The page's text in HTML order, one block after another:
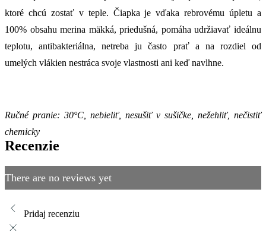
ktoré chcú zostať v teple. Čiapka je vďaka rebrovému úpletu a
100% obsahu merina mäkká, priedušná, pomáha udržiavať ideálnu
teplotu, antibakteriálna, netreba ju často prať a na rozdiel od
umelých vlákien nestráca svoje vlastnosti ani keď navlhne.
Ručné pranie: 30°C, nebieliť, nesušiť v sušičke, nežehliť, nečistiť
chemicky
Recenzie
There are no reviews yet
Pridaj recenziu